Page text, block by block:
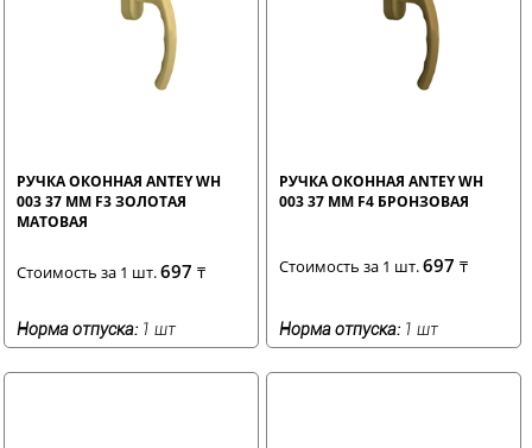
РУЧКА ОКОННАЯ ANTEY WH
003 37 ММ F3 ЗОЛОТАЯ
МАТОВАЯ
Стоимость за 1 шт.697 ₸
Норма отпуска: 1 шт
РУЧКА ОКОННАЯ ANTEY WH
003 37 ММ F4 БРОНЗОВАЯ
Стоимость за 1 шт.697₸
Норма отпуска: 1 шт